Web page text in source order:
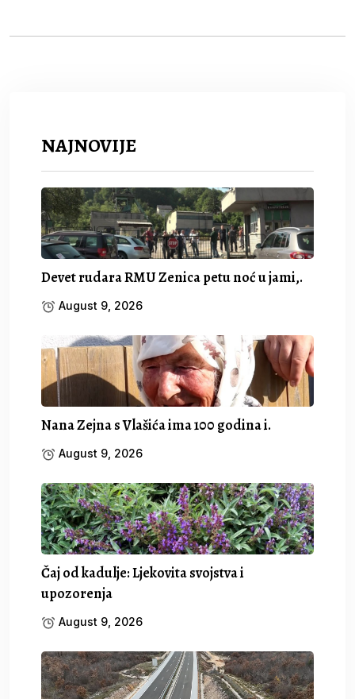
NAJNOVIJE
Devet rudara RMU Zenica petu noć u jami,.
August 9, 2026
Nana Zejna s Vlašića ima 100 godina i.
August 9, 2026
Čaj od kadulje: Ljekovita svojstva i
upozorenja
August 9, 2026